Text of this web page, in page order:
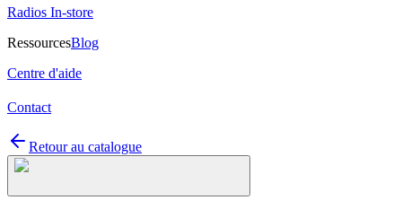
Radios In-store
RessourcesBlog
Centre d'aide
Contact
Retour au catalogue